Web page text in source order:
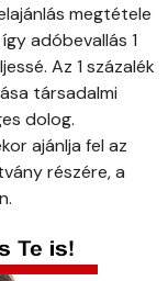
megtétele
adóbevallás 1
Az 1 százalék
társadalmi
dolog.
ajánlja fel az
részére, a